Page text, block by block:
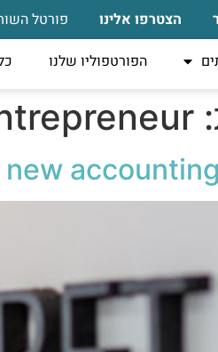
הצטרפו אלינו פורטל
הפורטפוליו שלנו